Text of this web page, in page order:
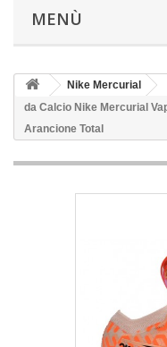
MENÙ
Nike Mercurial
da Calcio Nike Mercurial
Arancione Total